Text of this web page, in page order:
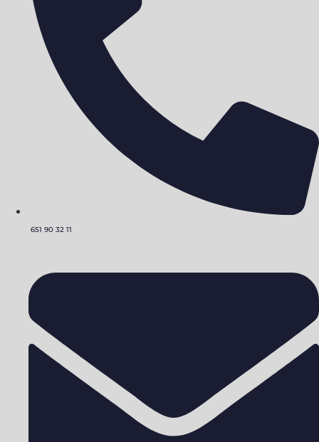
651 90 32 11